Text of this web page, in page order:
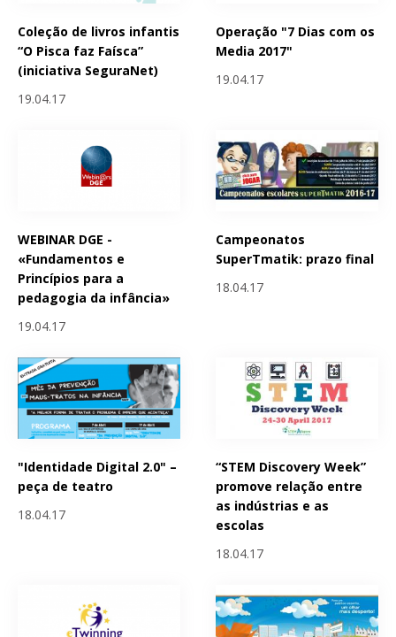
Coleção de livros infantis
“O Pisca faz Faísca”
(iniciativa SeguraNet)
19.04.17
Operação "7 Dias com os
Media 2017"
19.04.17
WEBINAR DGE -
«Fundamentos e
Princípios para a
pedagogia da infância»
19.04.17
Campeonatos
SuperTmatik: prazo final
18.04.17
"Identidade Digital 2.0" –
peça de teatro
18.04.17
“STEM Discovery Week”
promove relação entre
as indústrias e as
escolas
18.04.17